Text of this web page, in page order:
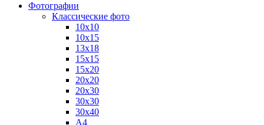
Фотографии
Классические фото
10х10
10х15
13х18
15х15
15х20
20х20
20х30
30х30
30х40
А4